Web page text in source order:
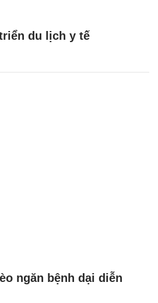
du lịch y tế
ngăn bệnh dại diễn